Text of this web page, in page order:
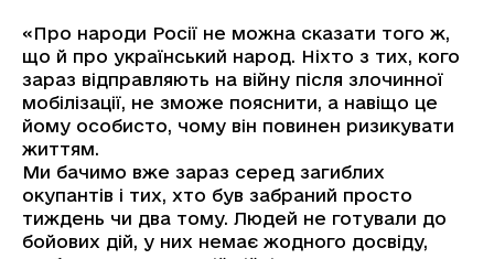
«Про народи Росії не можна сказати того ж,
що й про український народ. Ніхто з тих, кого
зараз відправляють на війну після злочинної
мобілізації, не зможе пояснити, а навіщо це
йому особисто, чому він повинен ризикувати
життям.
Ми бачимо вже зараз серед загиблих
окупантів і тих, хто був забраний просто
тиждень чи два тому. Людей не готували до
бойових дій, у них немає жодного досвіду,